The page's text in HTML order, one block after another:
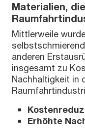
Materialien,
Mittlerweile
anderen
insgesamt zu
Nachhaltigkeit in
Erhöhte